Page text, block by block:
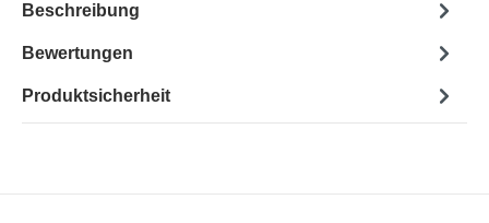
Beschreibung
Bewertungen
Produktsicherheit